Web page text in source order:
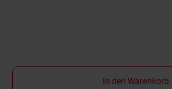
In den Warenkorb